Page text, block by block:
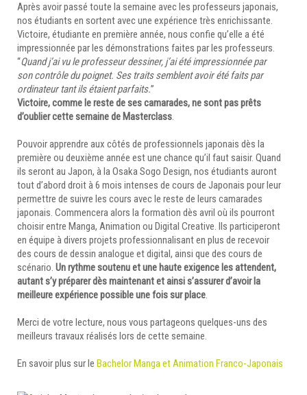
Après avoir passé toute la semaine avec les professeurs japonais,
nos étudiants en sortent avec une expérience très enrichissante.
Victoire, étudiante en première année, nous confie qu’elle a été
impressionnée par les démonstrations faites par les professeurs.
“Quand j’ai vu le professeur dessiner, j’ai été impressionnée par
son contrôle du poignet. Ses traits semblent avoir été faits par
ordinateur tant ils étaient parfaits.”
Victoire, comme le reste de ses camarades, ne sont pas prêts
d’oublier cette semaine de Masterclass.
Pouvoir apprendre aux côtés de professionnels japonais dès la
première ou deuxième année est une chance qu’il faut saisir. Quand
ils seront au Japon, à la Osaka Sogo Design, nos étudiants auront
tout d’abord droit à 6 mois intenses de cours de Japonais pour leur
permettre de suivre les cours avec le reste de leurs camarades
japonais. Commencera alors la formation dès avril où ils pourront
choisir entre Manga, Animation ou Digital Creative. Ils participeront
en équipe à divers projets professionnalisant en plus de recevoir
des cours de dessin analogue et digital, ainsi que des cours de
scénario. Un rythme soutenu et une haute exigence les attendent,
autant s’y préparer dès maintenant et ainsi s’assurer d’avoir la
meilleure expérience possible une fois sur place.
Merci de votre lecture, nous vous partageons quelques-uns des
meilleurs travaux réalisés lors de cette semaine.
En savoir plus sur le Bachelor Manga et Animation Franco-Japonais